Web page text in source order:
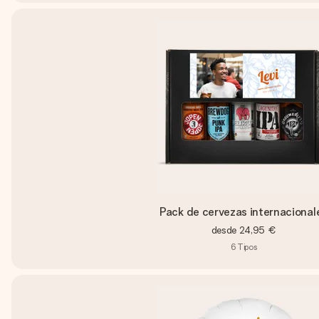
Pack de cervezas
desde 24,95 €
6 Tipos